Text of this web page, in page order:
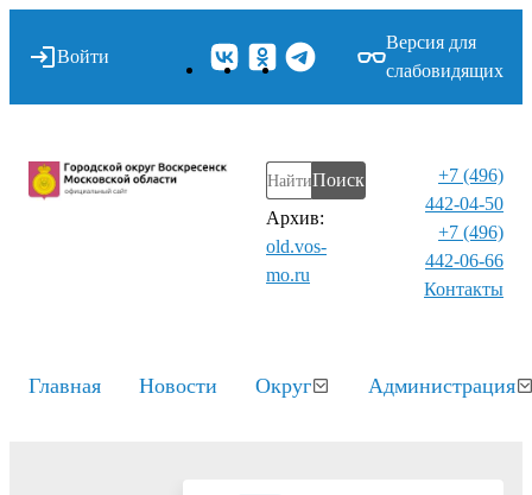
Войти
Версия для
слабовидящих
Поиск
Архив:
old.vos-
mo.ru
+7 (496)
442-04-50
+7 (496)
442-06-66
Контакты⁠
Главная Новости Округ Администрация